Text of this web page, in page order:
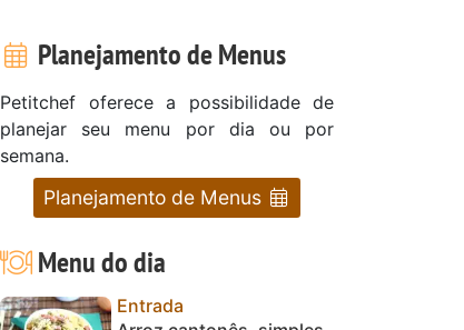
Planejamento de Menus
Petitchef oferece a possibilidade de
planejar seu menu por dia ou por
semana.
Planejamento de Menus
Menu do dia
Entrada